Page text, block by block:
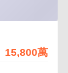
15,800萬